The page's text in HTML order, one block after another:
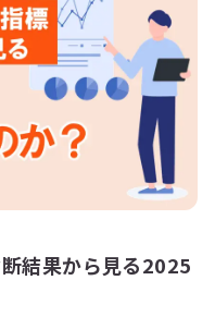
結果から見る2025